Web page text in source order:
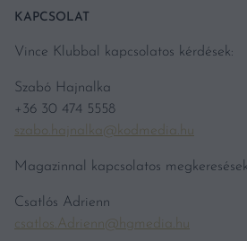
KAPCSOLAT
Vince Klubbal kapcsolatos kérdések:
Szabó Hajnalka
+36 30 474 5558
szabo.hajnalka@kodmedia.hu
Magazinnal kapcsolatos
Csatlós Adrienn
csatlos.Adrienn@hgmedia.hu